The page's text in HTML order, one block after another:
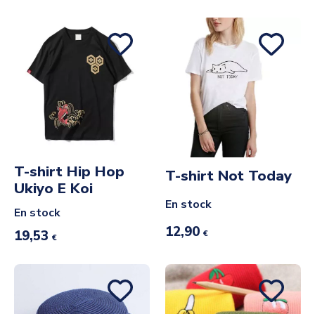
T-shirt Hip Hop
Ukiyo E Koi
En stock
19,53 €
T-shirt Not Today
En stock
12,90 €